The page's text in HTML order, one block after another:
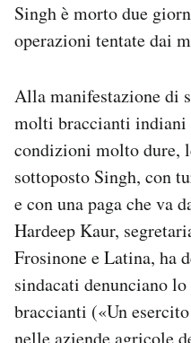
Singh è morto due
operazioni tentate dai
Alla manifestazione di
molti braccianti indiani
condizioni molto dure,
sottoposto Singh, con
e con una paga che va
Hardeep Kaur,
Frosinone e Latina, ha
sindacati denunciano
braccianti («Un
nelle aziende agricole